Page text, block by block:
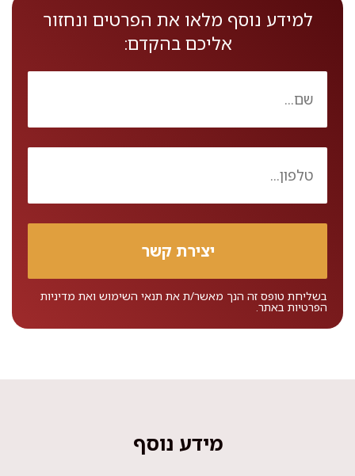
למידע נוסף מלאו את הפרטים ונחזור
אליכם בהקדם:
בשליחת טופס זה הנך מאשר/ת את תנאי השימוש ואת מדיניות
הפרטיות באתר.
מידע נוסף